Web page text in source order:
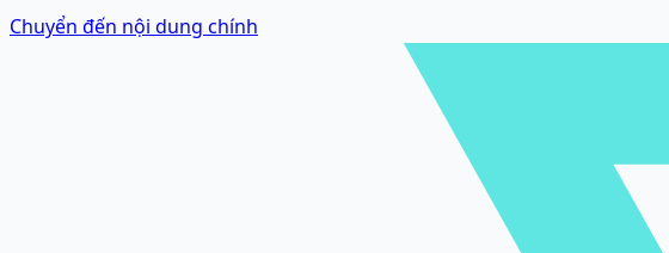
Chuyển đến nội dung chính